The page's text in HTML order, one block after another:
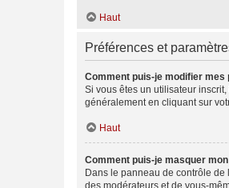
Haut
Préférences et
Comment puis-je modifier mes
Si vous êtes un utilisateur
généralement en cliquant sur
Haut
Comment puis-je masquer
Dans le panneau de contrôle de
des modérateurs et de vous-